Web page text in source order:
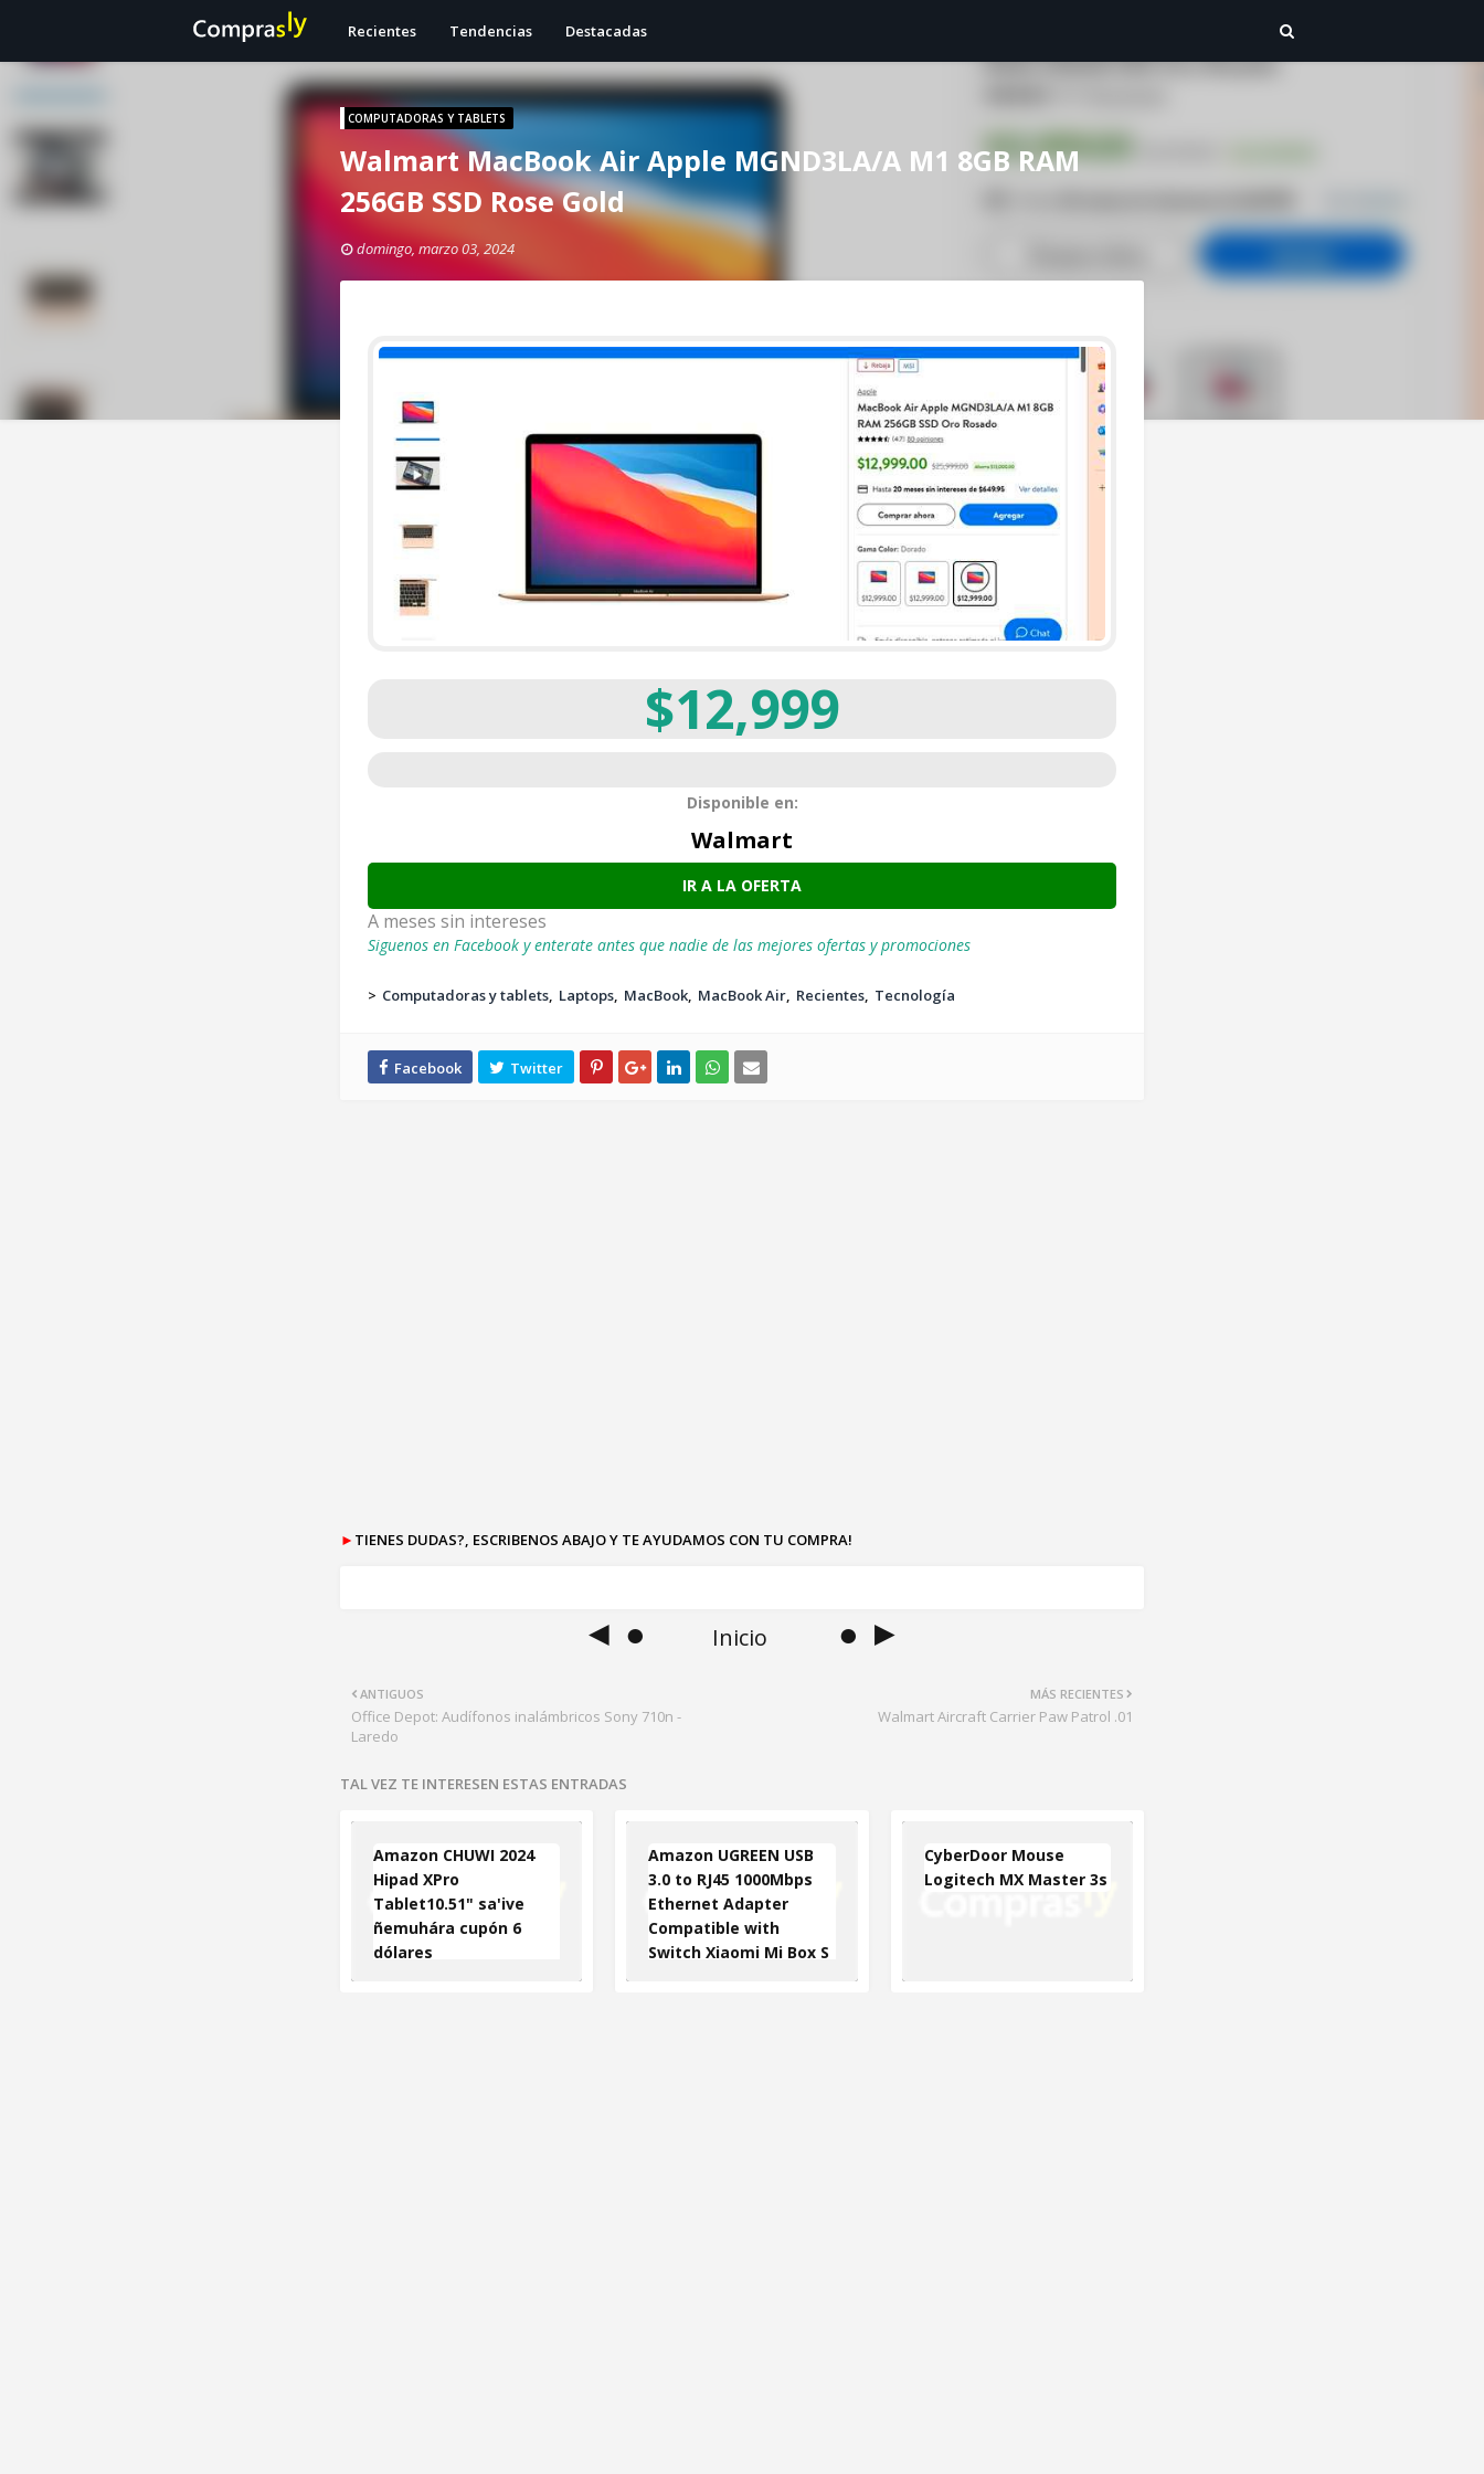
Recientes Tendencias Destacadas
COMPUTADORAS Y TABLETS
Walmart MacBook Air Apple MGND3LA/A M1 8GB RAM
256GB SSD Rose Gold
domingo, marzo 03, 2024
$12,999
Disponible en:
Walmart
IR A LA OFERTA
A meses sin intereses
Siguenos en Facebook y enterate antes que nadie de las mejores ofertas y promociones
> Computadoras y tablets Laptops MacBook MacBook Air Recientes Tecnología
► TIENES DUDAS?, ESCRIBENOS ABAJO Y TE AYUDAMOS CON TU COMPRA!
◄ ● Inicio ● ►
MÁS RECIENTES
Walmart Aircraft Carrier Paw Patrol .01
ANTIGUOS
Office Depot: Audífonos inalámbricos Sony 710n -
Laredo
TAL VEZ TE INTERESEN ESTAS ENTRADAS
Amazon CHUWI 2024
Hipad XPro
Tablet10.51" sa'ive
ñemuhára cupón 6
dólares
Amazon UGREEN USB
3.0 to RJ45 1000Mbps
Ethernet Adapter
Compatible with
Switch Xiaomi Mi Box S
CyberDoor Mouse
Logitech MX Master 3s